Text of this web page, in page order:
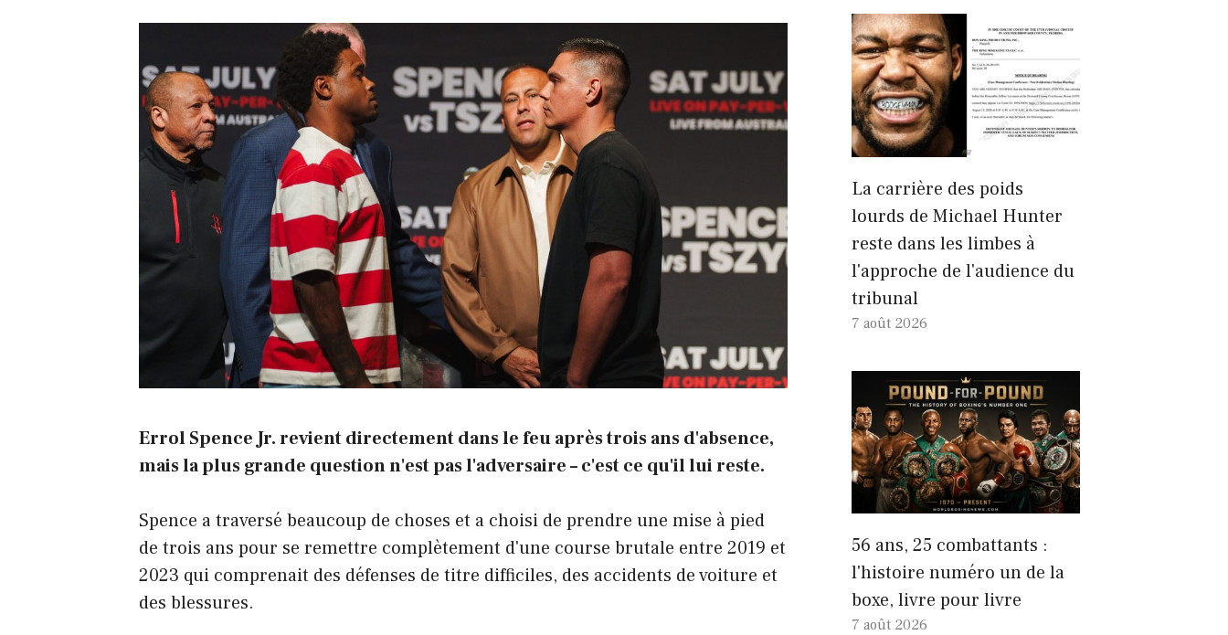
Errol Spence Jr. revient directement dans le feu après trois ans d'absence,
mais la plus grande question n'est pas l'adversaire – c'est ce qu'il lui reste.
Spence a traversé beaucoup de choses et a choisi de prendre une mise à pied
de trois ans pour se remettre complètement d'une course brutale entre 2019 et
2023 qui comprenait des défenses de titre difficiles, des accidents de voiture et
des blessures.
La carrière des poids
lourds de Michael Hunter
reste dans les limbes à
l'approche de l'audience du
tribunal
7 août 2026
56 ans, 25 combattants :
l'histoire numéro un de la
boxe, livre pour livre
7 août 2026